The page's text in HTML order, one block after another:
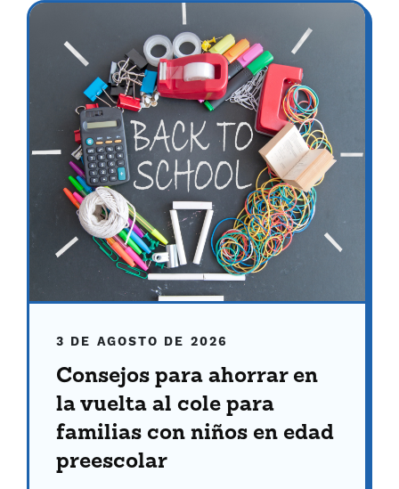
3 DE AGOSTO DE 2026
Consejos para ahorrar en
la vuelta al cole para
familias con niños en edad
preescolar